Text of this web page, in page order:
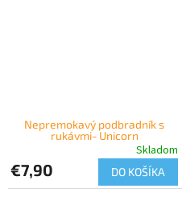
Nepremokavý podbradník s
rukávmi- Unicorn
Skladom
€7,90 DO KOŠÍKA